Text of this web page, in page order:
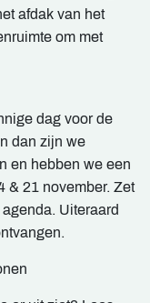
afdak van het
om met
dag voor de
dan zijn we
en hebben we een
& 21 november. Zet
Uiteraard